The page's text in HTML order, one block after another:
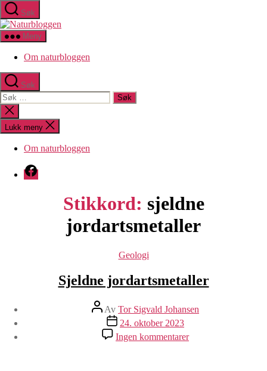
Hopp
til
innholdet
Søk
Meny
Om naturbloggen
Søk
Søk
etter:
Lukk
søk
Lukk meny
Om naturbloggen
Facebook
Stikkord: sjeldne
jordartsmetaller
Kategorier
Geologi
Sjeldne jordartsmetaller
Innleggsforfatter
Av Tor Sigvald Johansen
Publiseringsdato
24. oktober 2023
Ingen kommentarertil
Sjeldne